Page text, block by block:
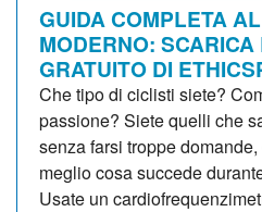
GUIDA COMPLETA
MODERNO:
GRATUITO DI
Che tipo di ciclisti siete?
passione? Siete quelli che
senza farsi troppe
meglio cosa succede
Usate un